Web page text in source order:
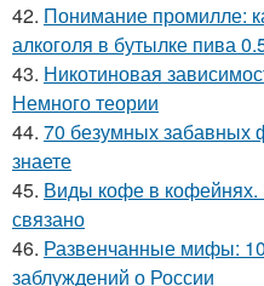
42. Понимание промилле:
алкоголя в бутылке пива
43. Никотиновая
Немного теории
44. 70 безумных забавных
знаете
45. Виды кофе в кофейнях.
связано
46. Развенчанные мифы:
заблуждений о России